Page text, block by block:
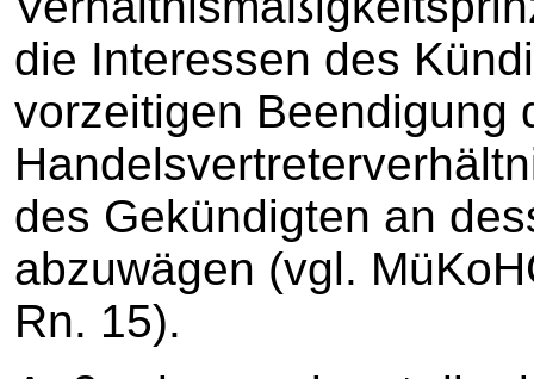
die Interessen des
vorzeitigen Beendigung
des Gekündigten an
abzuwägen (vgl.
Rn. 15).